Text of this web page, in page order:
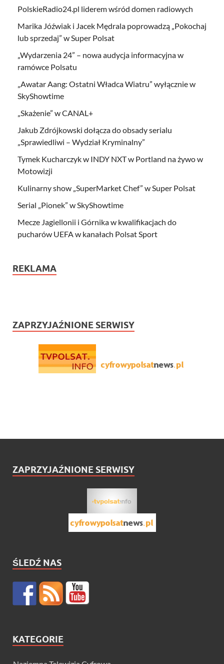
PolskieRadio24.pl liderem wśród domen radiowych
Marika Jóźwiak i Jacek Mędrala poprowadzą „Pokochaj
lub sprzedaj” w Super Polsat
„Wydarzenia 24” – nowa audycja informacyjna w
ramówce Polsatu
„Awatar Aang: Ostatni Władca Wiatru” wyłącznie w
SkyShowtime
„Skażenie” w CANAL+
Jakub Zdrójkowski dołącza do obsady serialu
„Sprawiedliwi – Wydział Kryminalny”
Tymek Kucharczyk w INDY NXT w Portland na żywo w
Motowizji
Kulinarny show „SuperMarket Chef” w Super Polsat
Serial „Pionek” w SkyShowtime
Mecze Jagiellonii i Górnika w kwalifikacjach do
pucharów UEFA w kanałach Polsat Sport
REKLAMA
ZAPRZYJAŹNIONE SERWISY
ZAPRZYJAŹNIONE SERWISY
ŚLEDŹ NAS
KATEGORIE